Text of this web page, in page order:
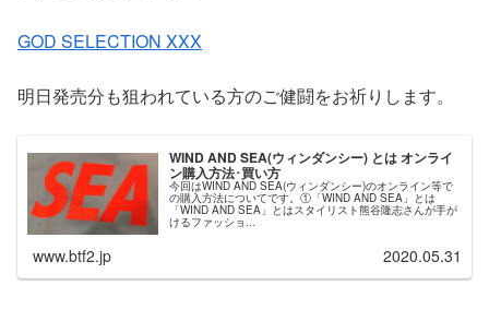
GOD SELECTION XXX
明日発売分も狙われている方のご健闘をお祈りします。
WIND AND SEA(ウィンダンシー) とは オンライ
ン購入方法･買い方
今回はWIND AND SEA(ウィンダンシー)のオンライン等で
の購入方法についてです。①「WIND AND SEA」とは
「WIND AND SEA」とはスタイリスト熊谷隆志さんが手が
けるファッショ...
www.btf2.jp 2020.05.31